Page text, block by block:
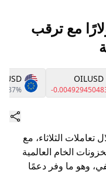
قرب 95 دولارًا مع ترقب
OILUSD
-
الثلاثاء، مع
الخام العالمية
وهو ما وفر دعمًا